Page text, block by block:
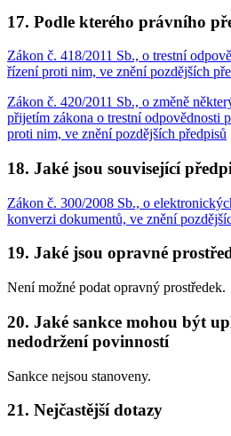
17. Podle kterého právního
Zákon č. 418/2011 Sb., o trestní
řízení proti nim, ve znění pozdějších
Zákon č. 420/2011 Sb., o změně
přijetím zákona o trestní odpovědnosti
proti nim, ve znění pozdějších předpisů
18. Jaké jsou související
Zákon č. 300/2008 Sb., o
konverzi dokumentů, ve znění
19. Jaké jsou opravné
Není možné podat opravný prostředek.
20. Jaké sankce mohou být
nedodržení povinností
Sankce nejsou stanoveny.
21. Nejčastější dotazy